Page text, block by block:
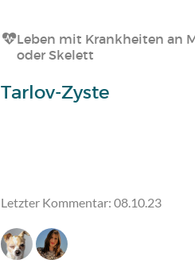
Leben mit Krankheiten an
oder Skelett
Tarlov-Zyste
Letzter Kommentar: 08.10.23